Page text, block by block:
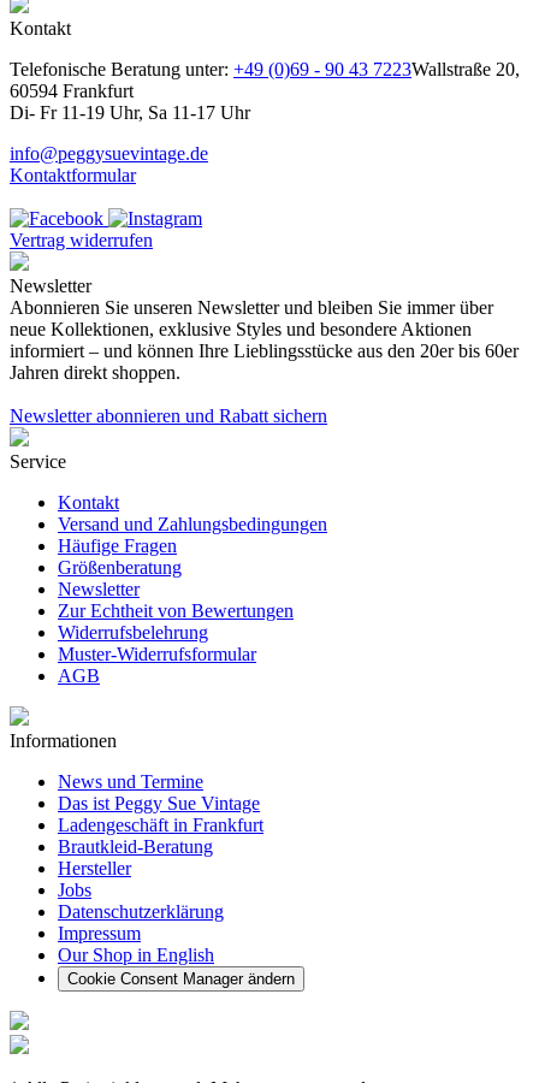
Kontakt
Telefonische Beratung unter: +49 (0)69 - 90 43 7223Wallstraße 20,
60594 Frankfurt
Di- Fr 11-19 Uhr, Sa 11-17 Uhr
info@peggysuevintage.de
Kontaktformular
Vertrag widerrufen
Newsletter
Abonnieren Sie unseren Newsletter und bleiben Sie immer über
neue Kollektionen, exklusive Styles und besondere Aktionen
informiert – und können Ihre Lieblingsstücke aus den 20er bis 60er
Jahren direkt shoppen.
Newsletter abonnieren und Rabatt sichern
Service
Kontakt
Versand und Zahlungsbedingungen
Häufige Fragen
Größenberatung
Newsletter
Zur Echtheit von Bewertungen
Widerrufsbelehrung
Muster-Widerrufsformular
AGB
Informationen
News und Termine
Das ist Peggy Sue Vintage
Ladengeschäft in Frankfurt
Brautkleid-Beratung
Hersteller
Jobs
Datenschutzerklärung
Impressum
Our Shop in English
Cookie Consent Manager ändern